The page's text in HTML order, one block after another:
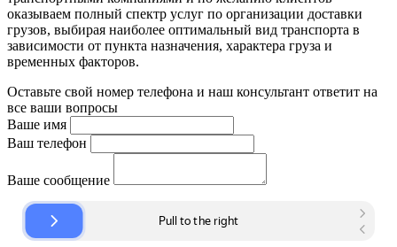
оказываем полный спектр услуг по организации доставки
грузов, выбирая наиболее оптимальный вид транспорта в
зависимости от пункта назначения, характера груза и
временных факторов.
Оставьте свой номер телефона и наш консультант ответит на
все ваши вопросы
Ваше имя
Ваш телефон
Ваше сообщение